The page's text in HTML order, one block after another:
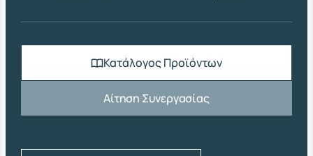
Κατάλογος Προϊόντων
Αίτηση Συνεργασίας